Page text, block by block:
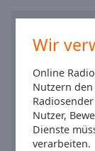
Wir
Online
Nutzern
Nutzer,
Dienste
verarbeiten.
Area
Opacity